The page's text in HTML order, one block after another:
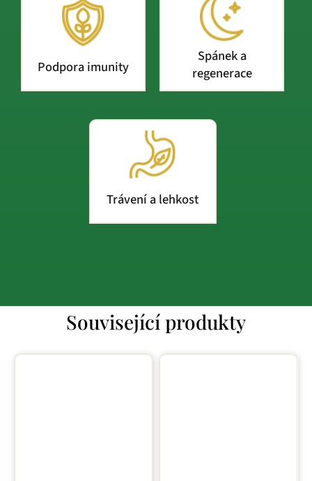
Podpora imunity
Spánek a
regenerace
Trávení a lehkost
Související produkty